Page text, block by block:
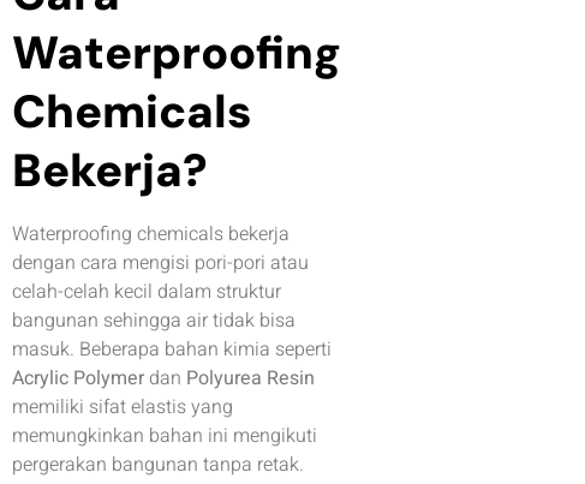
Waterproofing
Chemicals
Bekerja?
Waterproofing chemicals bekerja
dengan cara mengisi pori-pori atau
celah-celah kecil dalam struktur
bangunan sehingga air tidak bisa
masuk. Beberapa bahan kimia seperti
Acrylic Polymer dan Polyurea Resin
memiliki sifat elastis yang
memungkinkan bahan ini mengikuti
pergerakan bangunan tanpa retak.